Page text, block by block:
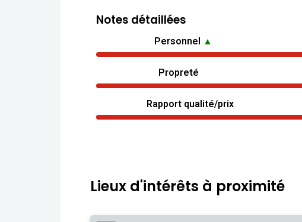
Notes détaillées
Personnel ▲
Propreté
Rapport qualité/prix
Lieux d'intérêts à proximité